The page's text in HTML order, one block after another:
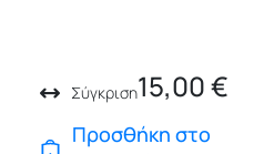
Σύγκριση15,00€
Προσθήκη στο